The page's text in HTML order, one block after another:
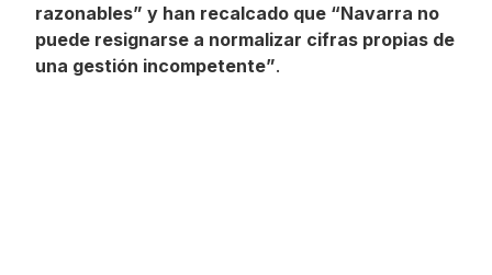
razonables” y han recalcado que “Navarra no
puede resignarse a normalizar cifras propias de
una gestión incompetente”.